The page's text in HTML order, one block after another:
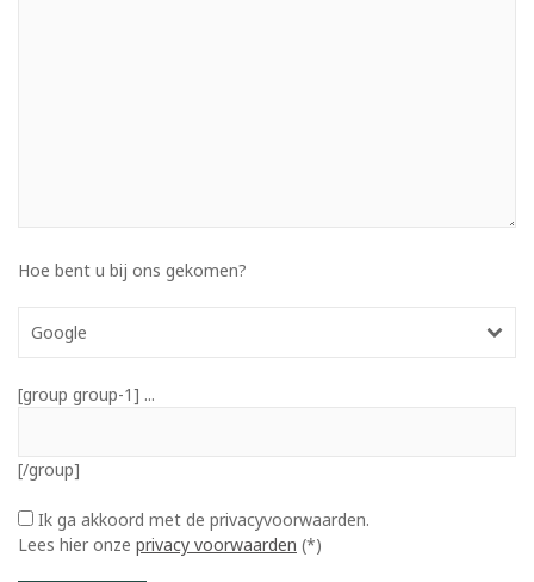
Hoe bent u bij ons gekomen?
Google
[group group-1] ...
[/group]
Ik ga akkoord met de privacyvoorwaarden.
Lees hier onze privacy voorwaarden (*)